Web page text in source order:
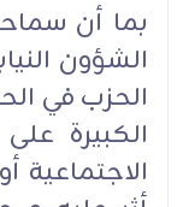
بما أن
الشؤون
الحزب في
الكبيرة
الاجتماعية